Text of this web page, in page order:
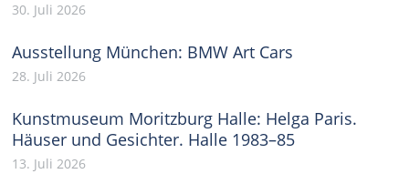
30. Juli 2026
Ausstellung München: BMW Art Cars
28. Juli 2026
Kunstmuseum Moritzburg Halle: Helga Paris.
Häuser und Gesichter. Halle 1983–85
13. Juli 2026